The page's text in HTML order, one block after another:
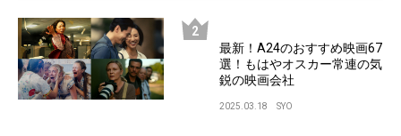
最新！A24のおすすめ映画67
選！もはやオスカー常連の気
鋭の映画会社
2025.03.18 SYO